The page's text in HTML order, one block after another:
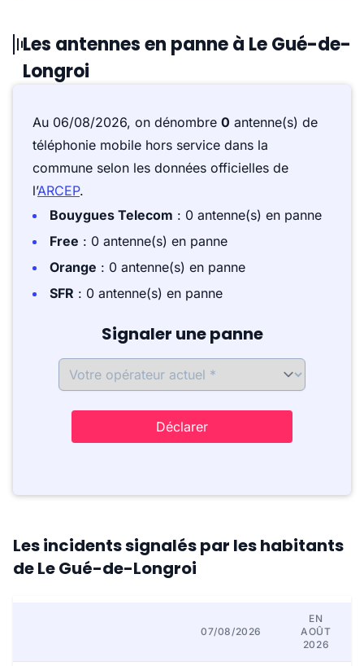
Les antennes en panne à Le Gué-de-
Longroi
Au 06/08/2026, on dénombre 0 antenne(s) de
téléphonie mobile hors service dans la
commune selon les données officielles de
l’ARCEP.
Bouygues Telecom : 0 antenne(s) en panne
Free : 0 antenne(s) en panne
Orange : 0 antenne(s) en panne
SFR : 0 antenne(s) en panne
Signaler une panne
Déclarer
Les incidents signalés par les habitants
de Le Gué-de-Longroi
07/08/2026
EN
AOÛT
2026